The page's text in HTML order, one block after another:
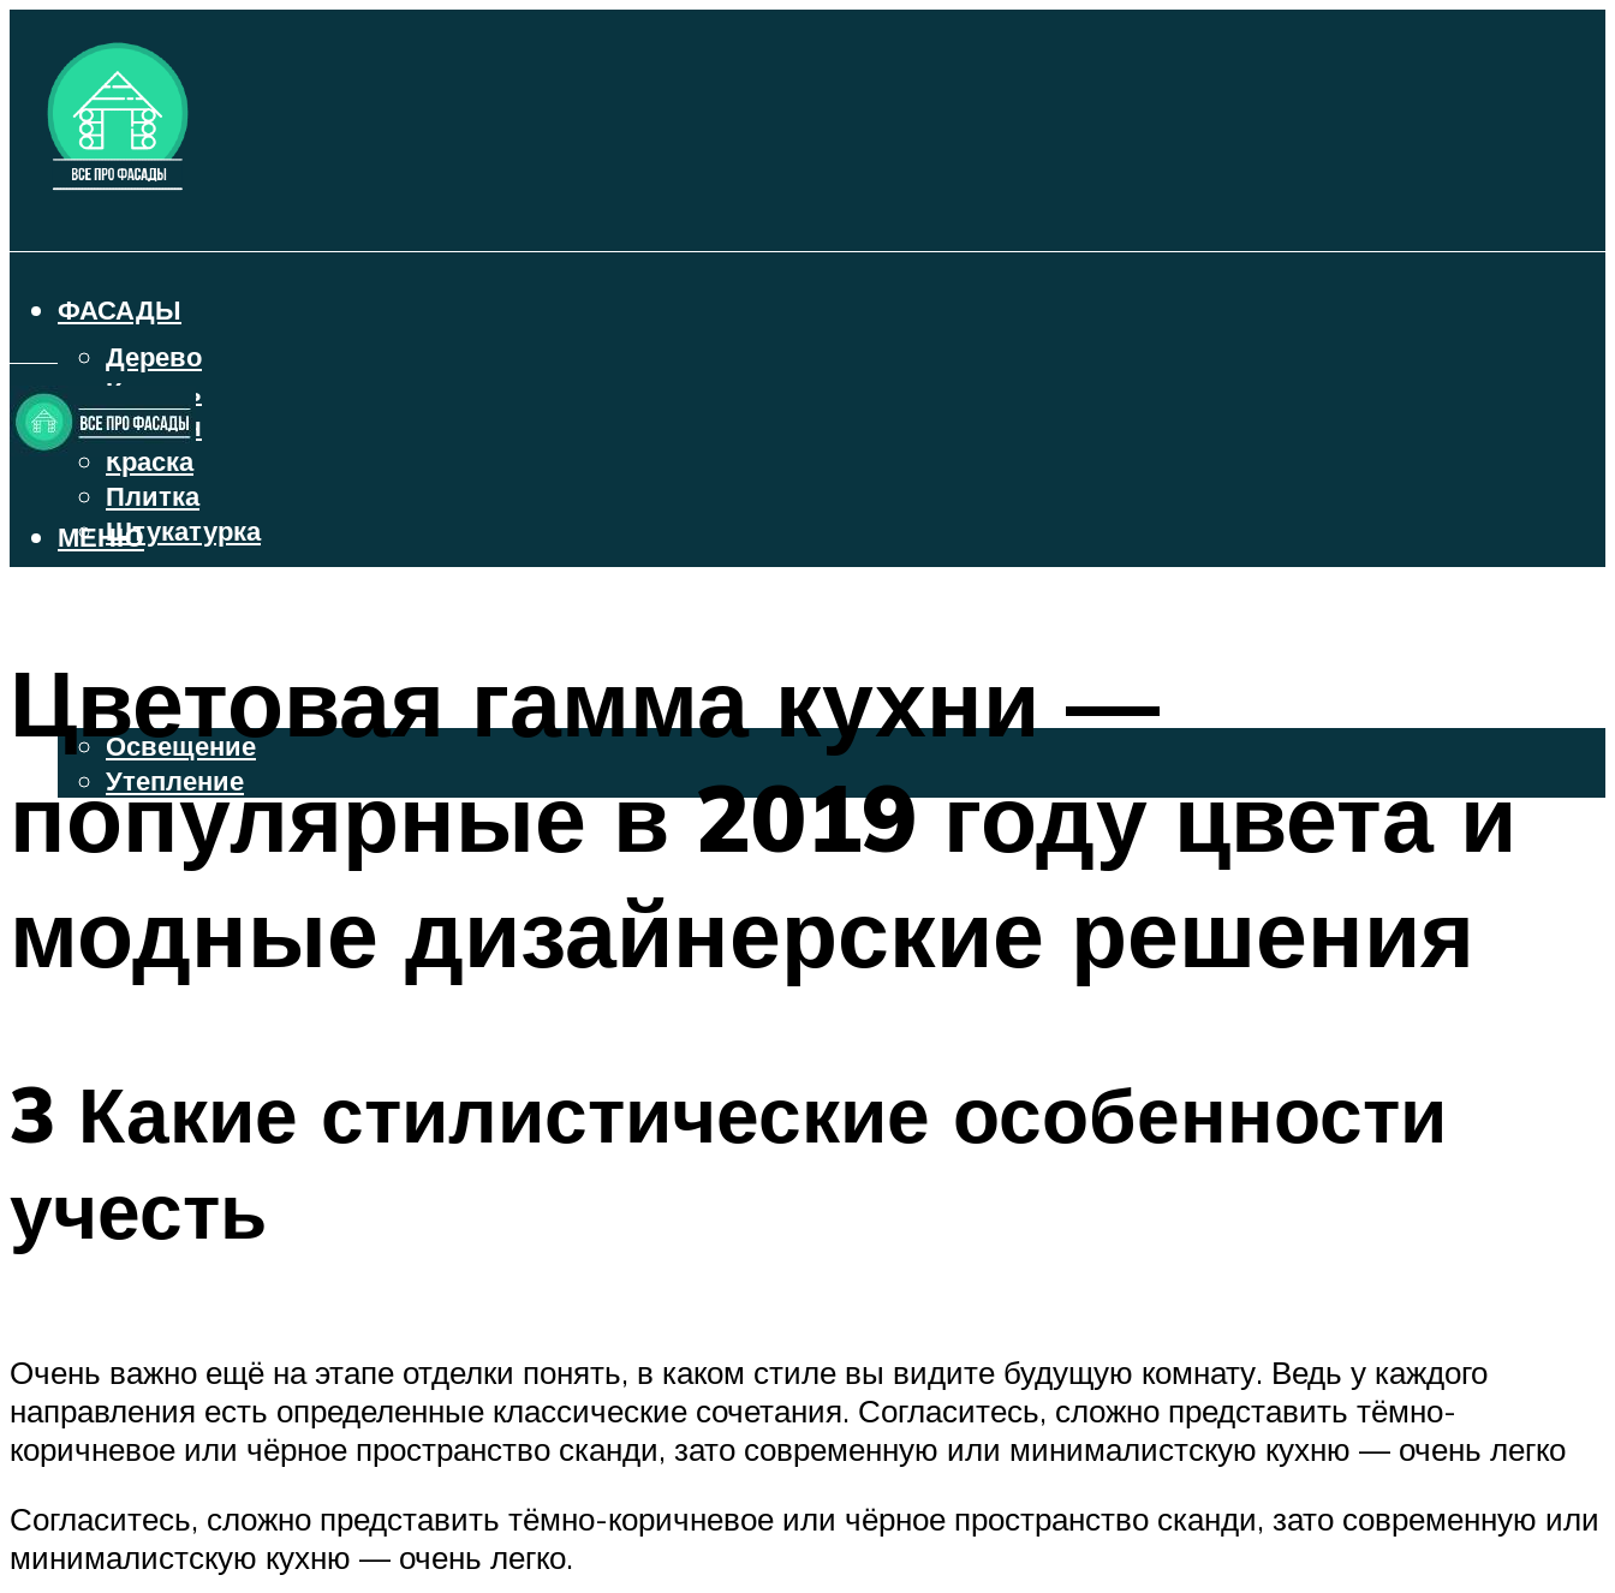
ФАСАДЫ
Дерево
Камень
Кирпич
Краска
Плитка
Штукатурка
ВЕНТИЛИРУЕМЫЕ ФАСАДЫ
ОСВЕЩЕНИЕ И УТЕПЛЕНИЕ
Освещение
Утепление
ДЕКОР
МЕНЮ
МЕНЮ
Цветовая гамма кухни —
популярные в 2019 году цвета и
модные дизайнерские решения
3 Какие стилистические особенности
учесть
Очень важно ещё на этапе отделки понять, в каком стиле вы видите будущую комнату. Ведь у каждого
направления есть определенные классические сочетания. Согласитесь, сложно представить тёмно-
коричневое или чёрное пространство сканди, зато современную или минималистскую кухню — очень легко
Согласитесь, сложно представить тёмно-коричневое или чёрное пространство сканди, зато современную или
минималистскую кухню — очень легко.